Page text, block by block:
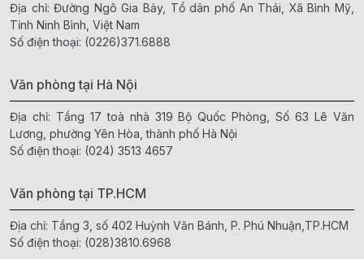
Địa chỉ: Đường Ngô Gia Bảy, Tổ dân phố An Thái, Xã Bình Mỹ,
Tỉnh Ninh Bình, Việt Nam
Số điện thoại: (0226)371.6888
Văn phòng tại Hà Nội
Địa chỉ: Tầng 17 toà nhà 319 Bộ Quốc Phòng, Số 63 Lê Văn
Lương, phường Yên Hòa, thành phố Hà Nội
Số điện thoại: (024) 3513 4657
Văn phòng tại TP.HCM
Địa chỉ: Tầng 3, số 402 Huỳnh Văn Bánh, P. Phú Nhuận,TP.HCM
Số điện thoại: (028)3810.6968